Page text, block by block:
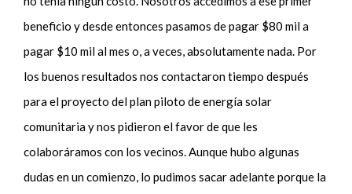
beneficio y desde entonces pasamos de pagar $80 mil a
pagar $10 mil al mes o, a veces, absolutamente nada. Por
los buenos resultados nos contactaron tiempo después
para el proyecto del plan piloto de energía solar
comunitaria y nos pidieron el favor de que les
colaboráramos con los vecinos. Aunque hubo algunas
dudas en un comienzo, lo pudimos sacar adelante porque la